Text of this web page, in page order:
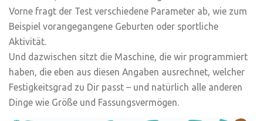
Vorne fragt der Test verschiedene Parameter ab, wie zum
Beispiel vorangegangene Geburten oder sportliche
Aktivität.
Und dazwischen sitzt die Maschine, die wir programmiert
haben, die eben aus diesen Angaben ausrechnet, welcher
Festigkeitsgrad zu Dir passt – und natürlich alle anderen
Dinge wie Größe und Fassungsvermögen.